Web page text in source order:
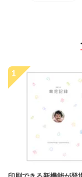
1